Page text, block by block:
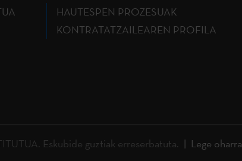
HAUTESPEN PROZESUAK
KONTRATATZAILEAREN PROFILA
Eskubide guztiak erreserbatuta. Lege oharra